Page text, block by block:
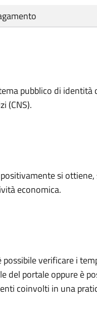
pubblico di identità
(CNS).
si ottiene,
economica.
verificare i
del portale oppure è
coinvolti in una